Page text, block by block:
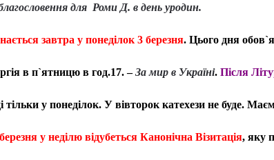
для Роми Д. в день уродин.
завтра у понеділок 3 березня. Цього дня
в п`ятницю в год.17. –За мир в Україні. Після
тільки у понеділок. У вівторок катехези не буде.
у неділю відубеться Канонічна Візитація, яку